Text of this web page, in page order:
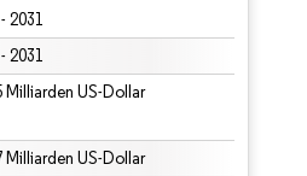
2031
2031
Milliarden US-Dollar
Milliarden US-Dollar